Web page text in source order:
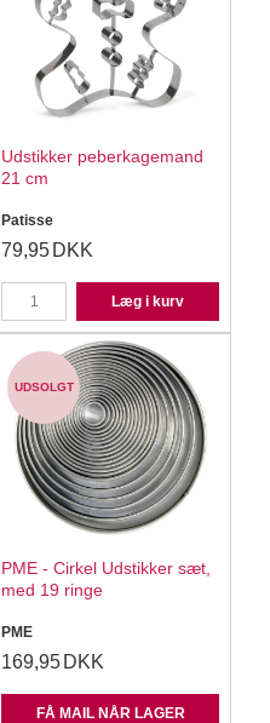
Udstikker peberkagemand
21 cm
Patisse
79,95 DKK
Læg i kurv
UDSOLGT
PME - Cirkel Udstikker sæt,
med 19 ringe
PME
169,95 DKK
FÅ MAIL NÅR LAGER